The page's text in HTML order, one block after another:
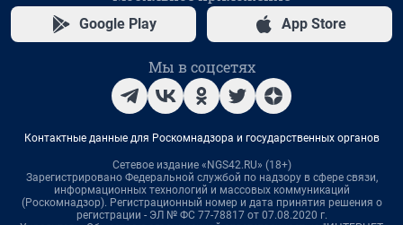
Google Play App Store
Мы в соцсетях
Контактные данные для Роскомнадзора и государственных органов
Сетевое издание «NGS42.RU» (18+)
Зарегистрировано Федеральной службой по надзору в сфере связи,
информационных технологий и массовых коммуникаций
(Роскомнадзор). Регистрационный номер и дата принятия решения о
регистрации - ЭЛ № ФС 77-78817 от 07.08.2020 г.